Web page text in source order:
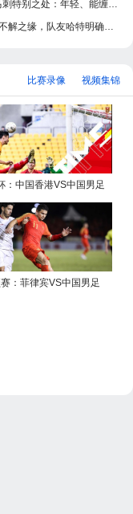
：年轻、能缠、还有老派底蕴
表态：只有上过场的人才配评价他
视频集锦
比赛录像
：中国香港VS中国男足
：菲律宾VS中国男足